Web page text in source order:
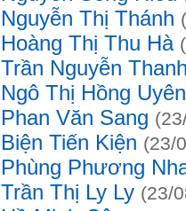
Nguyễn Thị Thánh
Hoàng Thị Thu Hà
Trần Nguyễn
Ngô Thị Hồng Uyên
Phan Văn Sang
Biện Tiến Kiện (23/
Phùng Phương
Trần Thị Ly Ly (23/